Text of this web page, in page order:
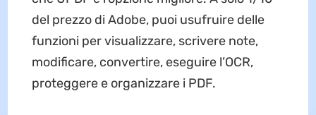
del prezzo di Adobe, puoi usufruire delle
funzioni per visualizzare, scrivere note,
modificare, convertire, eseguire l’OCR,
proteggere e organizzare i PDF.